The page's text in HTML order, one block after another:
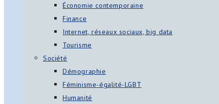
Économie contemporaine
Finance
Internet, réseaux sociaux, big data
Tourisme
Société
Démographie
Féminisme-égalité-LGBT
Humanité